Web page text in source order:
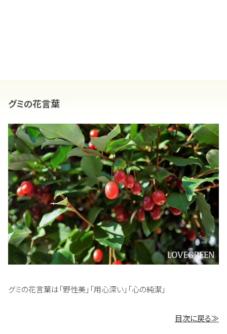
グミの花言葉
グミの花言葉は「野性美」「用心深い」「心の純潔」
目次に戻る≫